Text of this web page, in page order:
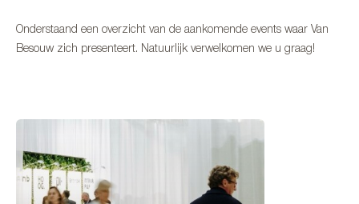
Onderstaand een overzicht van de aankomende events waar Van
Besouw zich presenteert. Natuurlijk verwelkomen we u graag!